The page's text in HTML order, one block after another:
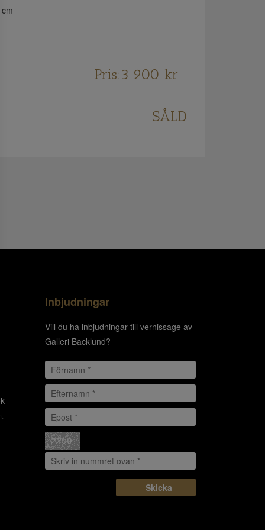
cm
Pris:3 900 kr
SÅLD
Inbjudningar
Vill du ha inbjudningar till vernissage av
Galleri Backlund?